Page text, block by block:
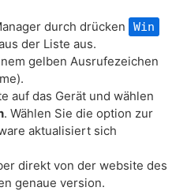
durch drücken Win
der Liste aus.
gelben Ausrufezeichen
auf das Gerät und wählen
. Wählen Sie die option zur
aktualisiert sich
direkt von der website des
genaue version.